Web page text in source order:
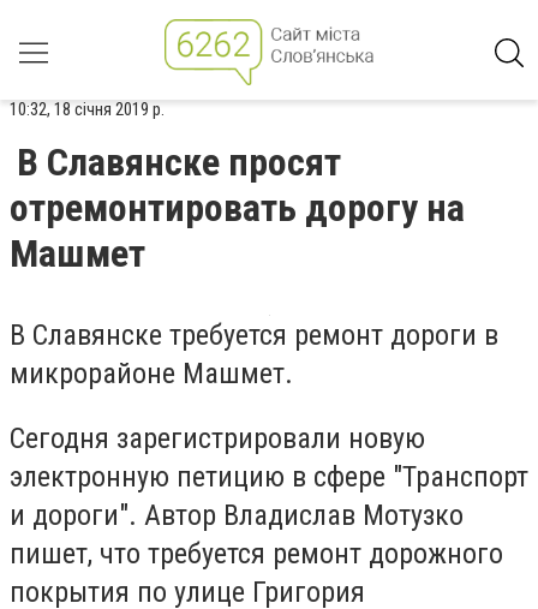
10:32, 18 січня 2019 р.
В Славянске просят
отремонтировать дорогу на
Машмет
В Славянске требуется ремонт дороги в
микрорайоне Машмет.
Сегодня зарегистрировали новую
электронную петицию в сфере "Транспорт
и дороги". Автор Владислав Мотузко
пишет, что требуется ремонт дорожного
покрытия по улице Григория